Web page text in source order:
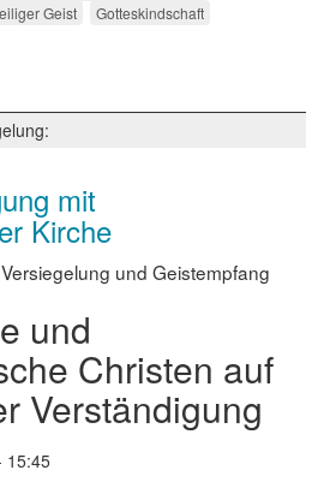
Geist Gotteskindschaft
mit
Kirche
und Geistempfang
und
Christen auf
Verständigung
15:45